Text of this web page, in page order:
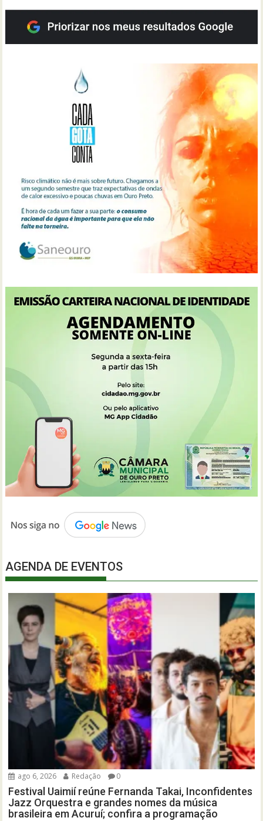
AGENDA DE EVENTOS
ago 6, 2026 Redação 0
Festival Uaimií reúne Fernanda Takai, Inconfidentes
Jazz Orquestra e grandes nomes da música
brasileira em Acuruí; confira a programação